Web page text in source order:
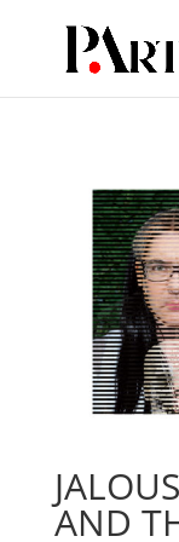
AND